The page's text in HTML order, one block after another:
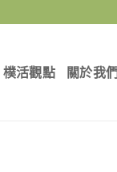
樸活觀點 關於我們